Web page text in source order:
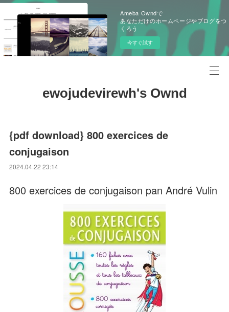
Ameba Owndで
あなただけのホームページやブログをつ
くろう
今すぐ試す
ewojudevirewh's Ownd
{pdf download} 800 exercices de
conjugaison
2024.04.22 23:14
800 exercices de conjugaison pan André Vulin